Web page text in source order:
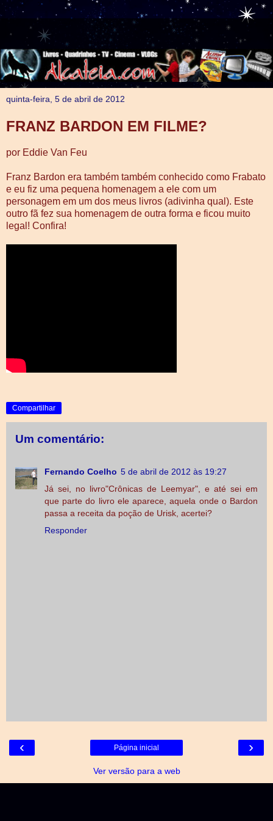
quinta-feira, 5 de abril de 2012
FRANZ BARDON EM FILME?
por Eddie Van Feu
Franz Bardon era também também conhecido como Frabato
e eu fiz uma pequena homenagem a ele com um
personagem em um dos meus livros (adivinha qual). Este
outro fã fez sua homenagem de outra forma e ficou muito
legal! Confira!
Compartilhar
Um comentário:
Fernando Coelho 5 de abril de 2012 às 19:27
Já sei, no livro"Crônicas de Leemyar", e até sei em
que parte do livro ele aparece, aquela onde o Bardon
passa a receita da poção de Urisk, acertei?
Responder
‹ ›
Página inicial
Ver versão para a web